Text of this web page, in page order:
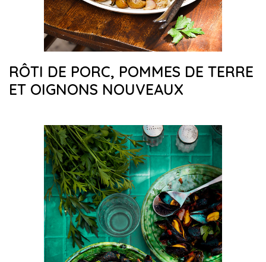
RÔTI DE PORC, POMMES DE TERRE
ET OIGNONS NOUVEAUX